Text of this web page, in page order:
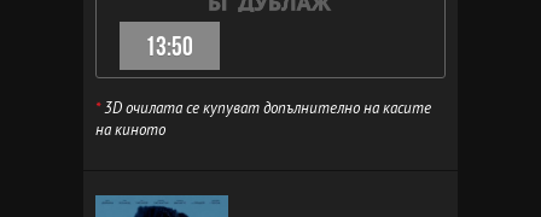
13:50
*3D очилата се купуват допълнително на касите
на киното